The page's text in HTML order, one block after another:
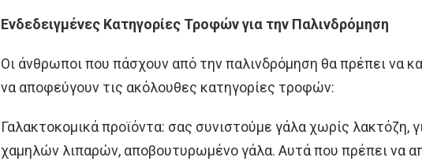
Ενδεδειγμένες Κατηγορίες Τροφών για την Παλινδρόμηση
Οι άνθρωποι που πάσχουν από την παλινδρόμηση θα πρέπει να
να αποφεύγουν τις ακόλουθες κατηγορίες τροφών:
Γαλακτοκομικά προϊόντα: σας συνιστούμε γάλα χωρίς λακτόζη,
χαμηλών λιπαρών, αποβουτυρωμένο γάλα. Αυτά που πρέπει να